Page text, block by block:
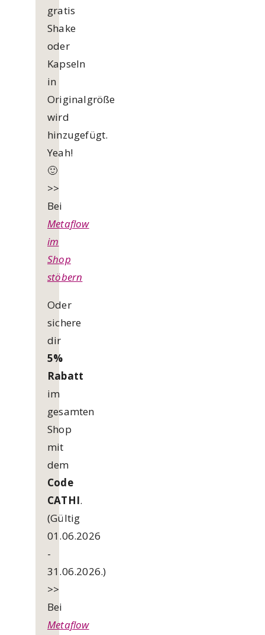
gratis
Shake
oder
Kapseln
in
Originalgröße
wird
hinzugefügt.
Yeah!
🙂
>>
Bei
Metaflow
im
Shop
stöbern
Oder
sichere
dir
5%
Rabatt
im
gesamten
Shop
mit
dem
Code
CATHI.
(Gültig
01.06.2026
-
31.06.2026.)
>>
Bei
Metaflow